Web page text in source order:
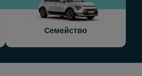
Cемейство